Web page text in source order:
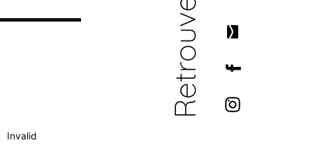
Invalid